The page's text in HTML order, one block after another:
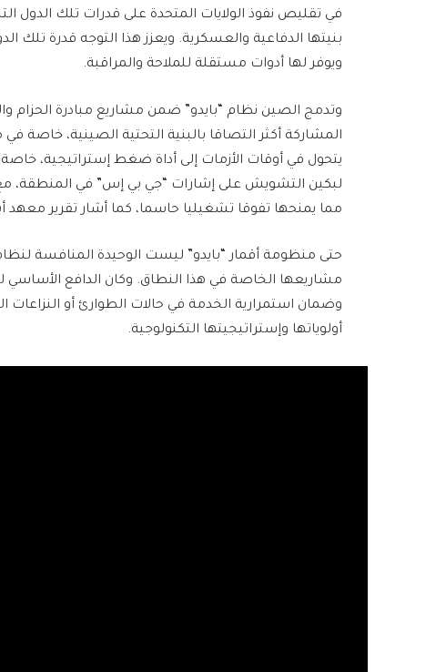
في تقليص نفوذ الولايات المتحدة على قدرات تلك الدول
بنيتها الدفاعية والعسكرية. ويعزز هذا التوجه قدرة تلك
ويوفر لها أدوات مستقلة للملاحة والمراقبة.
المشاركة أكثر التصاقا بالبنية التحتية الصينية، خاصة في
يتحول في أوقات الأزمات إلى أداة ضغط إستراتيجية،
لبكين التشويش على إشارات “جي بي إس” في المنطقة، مع
مما يمنحها تفوقا تشغيليا حاسما، كما أشار تقرير معهد
حتى منظومة أقمار “بايدو” ليست الوحيدة المنافسة
مشاريعها الخاصة في هذا النطاق. وكان الدافع الأساسي
وضمان استمرارية الخدمة في حالات الطوارئ أو
أولوياتها وإستراتيجيتها التكنولوجية.